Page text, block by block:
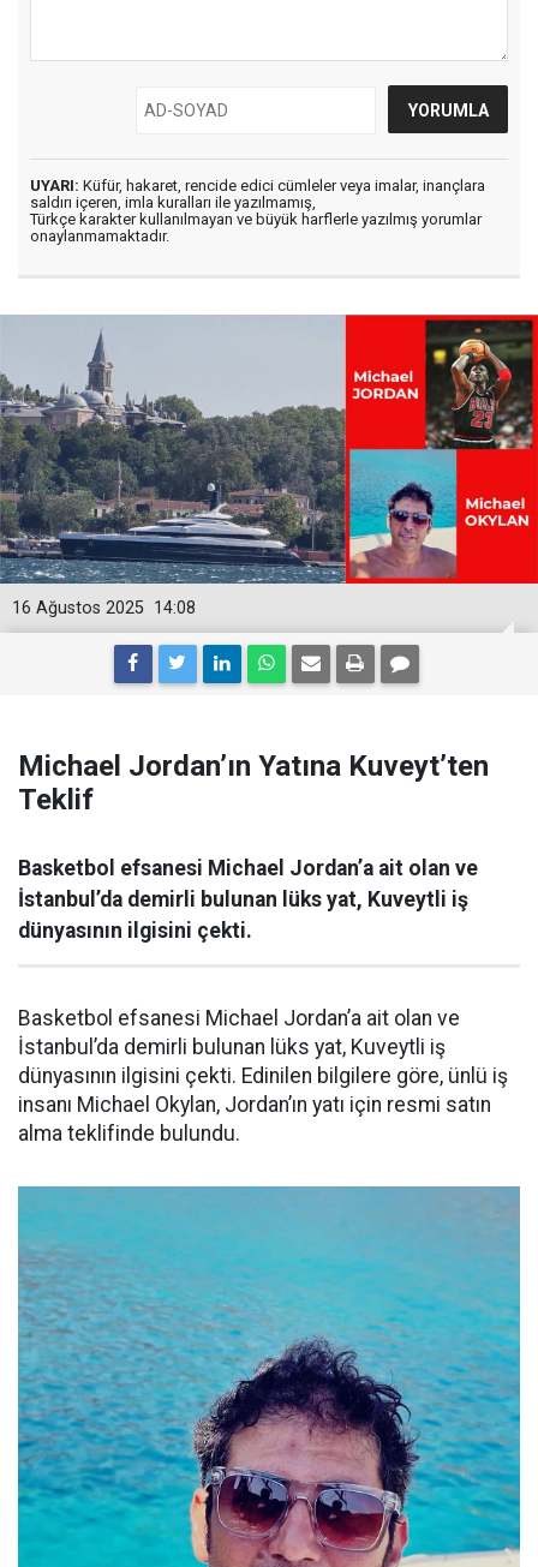
UYARI: Küfür, hakaret, rencide edici cümleler veya imalar, inançlara
saldırı içeren, imla kuralları ile yazılmamış,
Türkçe karakter kullanılmayan ve büyük harflerle yazılmış yorumlar
onaylanmamaktadır.
14:08
16 Ağustos 2025
Michael Jordan’ın Yatına Kuveyt’ten
Teklif
Basketbol efsanesi Michael Jordan’a ait olan ve
İstanbul’da demirli bulunan lüks yat, Kuveytli iş
dünyasının ilgisini çekti.
Basketbol efsanesi Michael Jordan’a ait olan ve
İstanbul’da demirli bulunan lüks yat, Kuveytli iş
dünyasının ilgisini çekti. Edinilen bilgilere göre, ünlü iş
insanı Michael Okylan, Jordan’ın yatı için resmi satın
alma teklifinde bulundu.